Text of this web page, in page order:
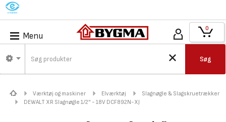
M
Menu
Søg
0
Værktøj og maskiner Elværktøj
Slagnøgle & Slagskruetrækker
DEWALT XR Slagnøgle 1/2" - 18V DCF892N-XJ